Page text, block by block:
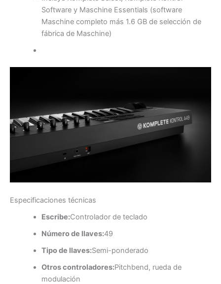
Software y Maschine Essentials (software
Maschine completo más 1.6 GB de selección de
fábrica de Maschine)
Especificaciones técnicas
Escribe:Controlador de teclado
Número de llaves:49
Tipo de llaves:Semi-ponderado
Otros controladores:Pitchbend, rueda de
modulación